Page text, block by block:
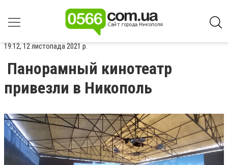
19:12, 12 листопада 2021 р.
Панорамный кинотеатр
привезли в Никополь